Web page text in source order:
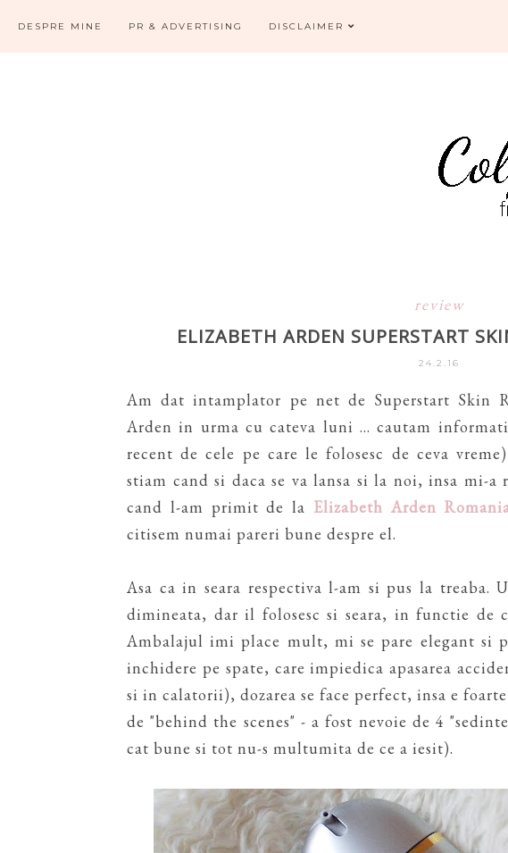
DESPRE MINE PR & ADVERTISING DISCLAIMER
review
ELIZABETH ARDEN SUPERSTART
24.2.16
Am dat intamplator pe net de Superstart Skin
Arden in urma cu cateva luni ... cautam
recent de cele pe care le folosesc de ceva
stiam cand si daca se va lansa si la noi, insa mi-a
cand l-am primit de la Elizabeth Arden
citisem numai pareri bune despre el.
Asa ca in seara respectiva l-am si pus la treaba.
dimineata, dar il folosesc si seara, in functie de
Ambalajul imi place mult, mi se pare elegant si
inchidere pe spate, care impiedica apasarea
si in calatorii), dozarea se face perfect, insa e
de "behind the scenes" - a fost nevoie de 4
cat bune si tot nu-s multumita de ce a iesit).